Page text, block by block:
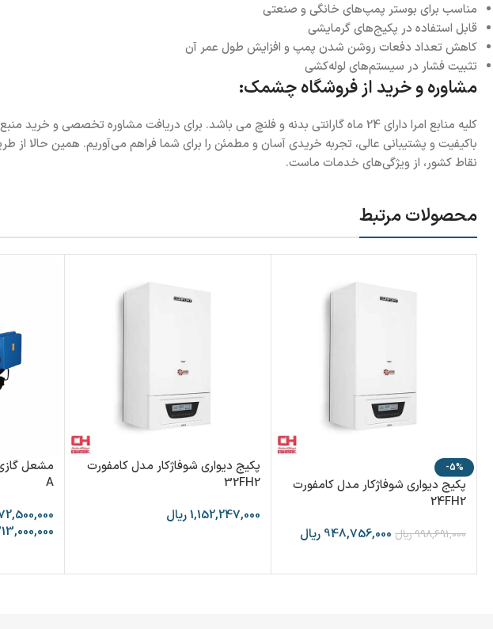
مناسب برای بوستر پمپ‌های خانگی و صنعتی
قابل استفاده در پکیج‌های گرمایشی
کاهش تعداد دفعات روشن شدن پمپ و افزایش طول عمر آن
تثبیت فشار در سیستم‌های لوله‌کشی
مشاوره و خرید از فروشگاه چشمک:
باکیفیت و پشتیبانی عالی، تجربه خریدی آسان و مطمئن را برای شما فراهم می‌آوریم. همین حالا
نقاط کشور، از ویژگی‌های خدمات ماست.
محصولات مرتبط
-5%
پکیج دیواری شوفاژکار مدل کامفورت
24FH2
998,691,000ریال 948,756,000 ریال
پکیج دیواری شوفاژکار مدل کامفورت
32FH2
1,152,247,000ریال
A